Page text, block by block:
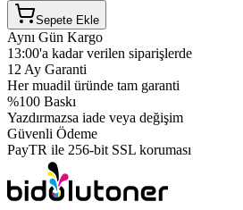
Sepete Ekle
Aynı Gün Kargo
13:00'a kadar verilen siparişlerde
12 Ay Garanti
Her muadil üründe tam garanti
%100 Baskı
Yazdırmazsa iade veya değişim
Güvenli Ödeme
PayTR ile 256-bit SSL koruması